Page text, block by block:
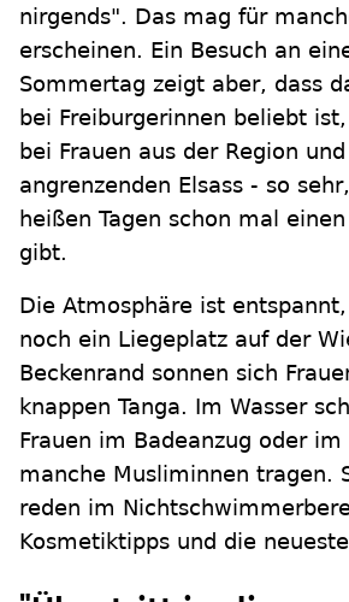
nirgends". Das mag für
erscheinen. Ein Besuch an
Sommertag zeigt aber, dass
bei Freiburgerinnen beliebt
bei Frauen aus der Region
angrenzenden Elsass - so
heißen Tagen schon mal
gibt.
Die Atmosphäre ist
noch ein Liegeplatz auf der
Beckenrand sonnen sich
knappen Tanga. Im Wasser
Frauen im Badeanzug oder
manche Musliminnen tragen.
reden im
Kosmetiktipps und die